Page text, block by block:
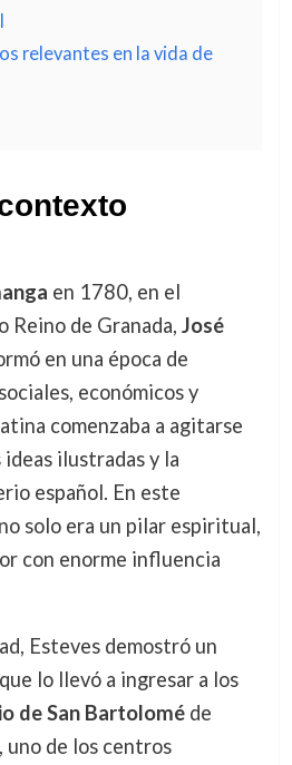
relevantes en la vida de
en 1780, en el
de Granada, José
en una época de
económicos y
comenzaba a agitarse
ilustradas y la
español. En este
solo era un pilar espiritual,
con enorme influencia
Esteves demostró un
lo llevó a ingresar a los
de San Bartoloméde
uno de los centros